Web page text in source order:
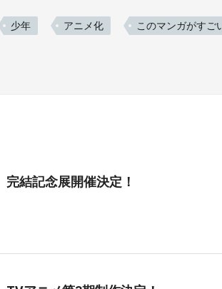
少年 アニメ化 このマンガがすご
完結記念展開催決定！